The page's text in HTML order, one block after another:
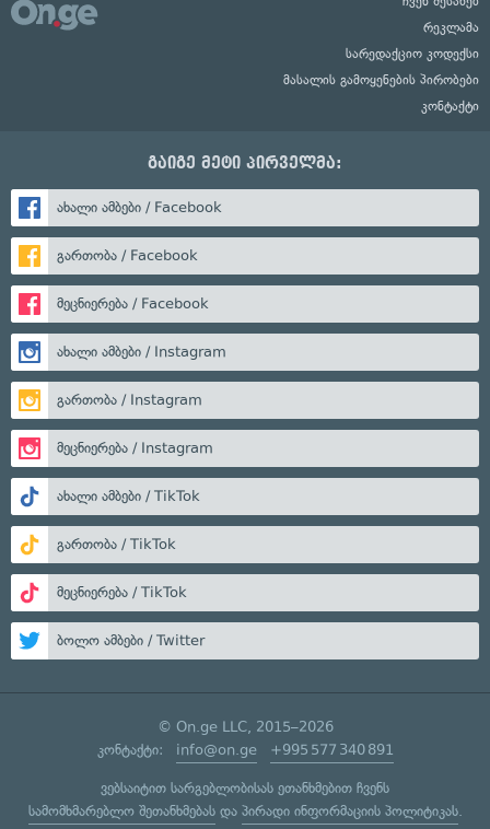
რეკლამა
სარედაქციო კოდექსი
მასალის გამოყენების პირობები
კონტაქტი
გაიგე მეტი პირველმა:
ახალი ამბები / Facebook
გართობა / Facebook
მეცნიერება / Facebook
ახალი ამბები / Instagram
გართობა / Instagram
მეცნიერება / Instagram
ახალი ამბები / TikTok
გართობა / TikTok
მეცნიერება / TikTok
ბოლო ამბები / Twitter
© On.ge LLC, 2015–2026
კონტაქტი: info@on.ge +995 577 340 891
ვებსაიტით სარგებლობისას ეთანხმებით ჩვენს
სამომხმარებლო შეთანხმებასდა პირადი ინფორმაციის პოლიტიკას.